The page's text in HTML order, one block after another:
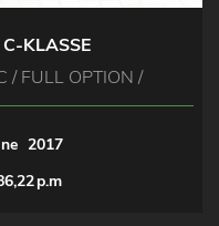
C-KLASSE
/ FULL OPTION /
2017
p.m